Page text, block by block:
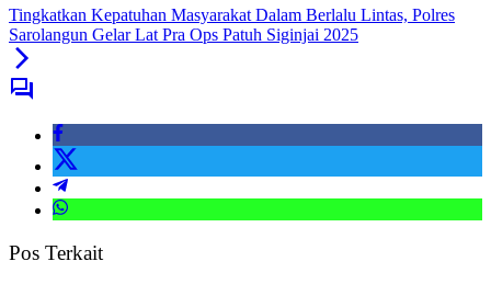
Tingkatkan Kepatuhan Masyarakat Dalam Berlalu Lintas, Polres
Sarolangun Gelar Lat Pra Ops Patuh Siginjai 2025
Pos Terkait